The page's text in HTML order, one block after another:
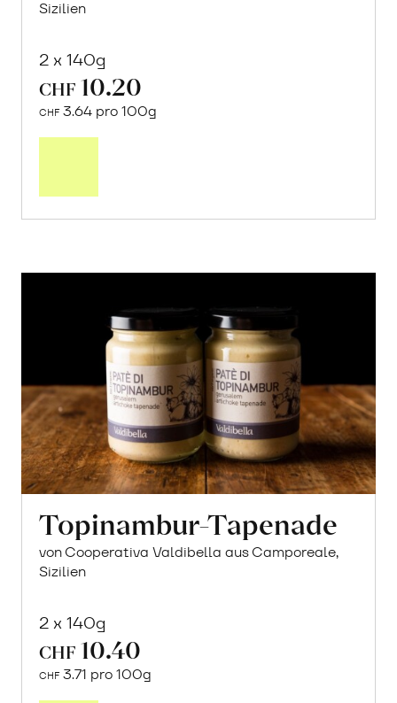
Sizilien
2 x 140g
CHF 10.20
CHF 3.64 pro 100g
Topinambur-Tapenade
von Cooperativa Valdibella aus Camporeale,
Sizilien
2 x 140g
CHF 10.40
CHF 3.71 pro 100g